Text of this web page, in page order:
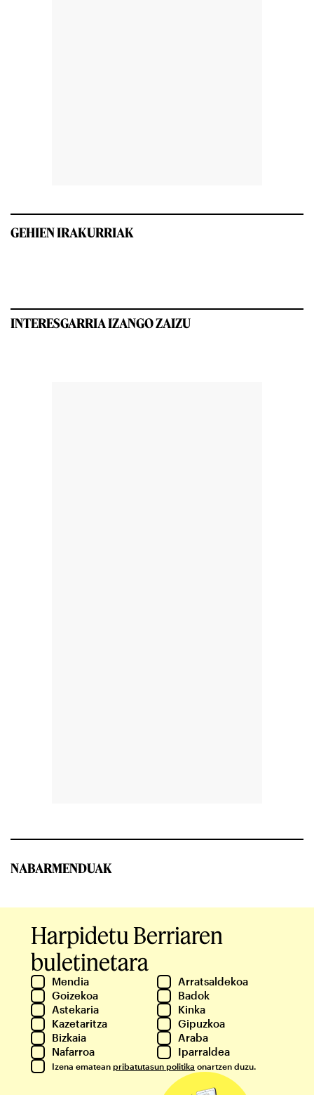
GEHIEN IRAKURRIAK
INTERESGARRIA IZANGO ZAIZU
NABARMENDUAK
Harpidetu Berriaren
buletinetara
Mendia
Arratsaldekoa
Goizekoa
Badok
Astekaria
Kinka
Kazetaritza
Gipuzkoa
Bizkaia
Araba
Nafarroa
Iparraldea
Izena ematean pribatutasun politika onartzen duzu.